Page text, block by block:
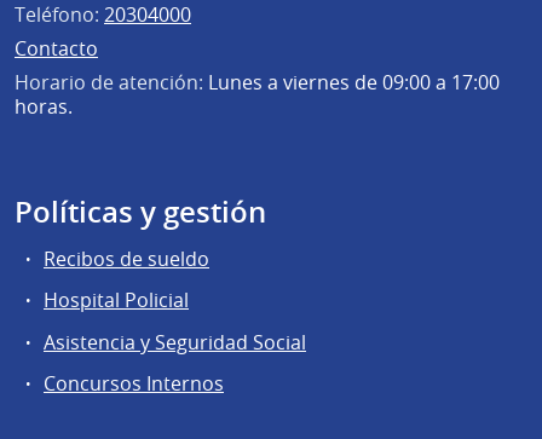
Teléfono: 20304000
Contacto
Horario de atención: Lunes a viernes de 09:00 a 17:00
horas.
Políticas y gestión
Recibos de sueldo
Hospital Policial
Asistencia y Seguridad Social
Concursos Internos